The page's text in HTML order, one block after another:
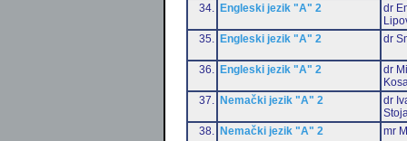
34.
Engleski jezik "A" 2
dr
35.
Engleski jezik "A" 2 dr
36. Engleski jezik "A" 2
dr
37.
Nemački jezik "A" 2
dr
38.
Nemački jezik "A" 2 mr